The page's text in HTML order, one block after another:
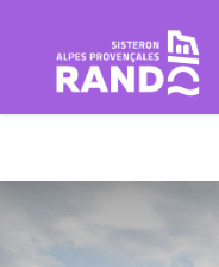
Rando